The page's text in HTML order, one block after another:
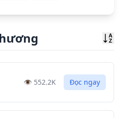
👁️ 552.2K Đọc ngay